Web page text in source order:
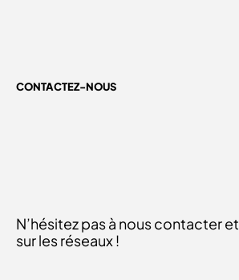
CONTACTEZ-NOUS
N’hésitez pas à nous contacter et
sur les réseaux !